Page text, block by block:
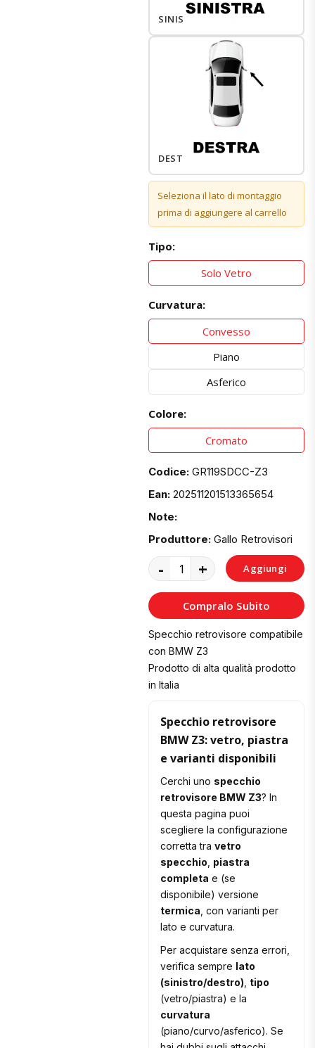
SINISTRO
DESTRO
Seleziona il lato di montaggio
prima di aggiungere al carrello
Tipo:
Solo Vetro
Curvatura:
Convesso
Piano
Asferico
Colore:
Cromato
Codice: GR119SDCC-Z3
Ean: 202511201513365654
Note:
Produttore: Gallo Retrovisori
- + Aggiungi
al
Carrello
Compralo Subito
Specchio retrovisore compatibile
con BMW Z3
Prodotto di alta qualità prodotto
in Italia
Specchio retrovisore
BMW Z3: vetro, piastra
e varianti disponibili
Cerchi uno specchio
retrovisore BMW Z3? In
questa pagina puoi
scegliere la configurazione
corretta travetro
specchio piastra
completa e (se
disponibile) versione
termica , con varianti per
lato e curvatura.
Per acquistare senza errori,
verifica sempre lato
(sinistro/destro) tipo
(vetro/piastra) e la
curvatura
(piano/curvo/asferico). Se